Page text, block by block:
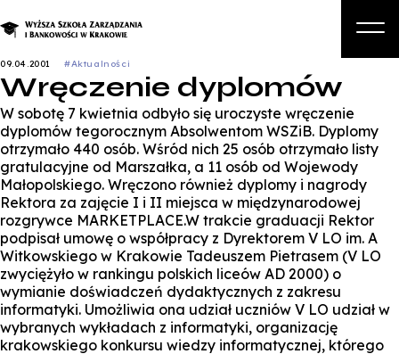
Studia
Studia podyplomowe i kursy
Kandydat
Student
Zapisz się na studia
09.04.2001 #Aktualności
Wręczenie dyplomów
W sobotę 7 kwietnia odbyło się uroczyste wręczenie
dyplomów tegorocznym Absolwentom WSZiB. Dyplomy
otrzymało 440 osób. Wśród nich 25 osób otrzymało listy
gratulacyjne od Marszałka, a 11 osób od Wojewody
Małopolskiego. Wręczono również dyplomy i nagrody
Rektora za zajęcie I i II miejsca w międzynarodowej
rozgrywce MARKETPLACE.W trakcie graduacji Rektor
podpisał umowę o współpracy z Dyrektorem V LO im. A
Witkowskiego w Krakowie Tadeuszem Pietrasem (V LO
zwyciężyło w rankingu polskich liceów AD 2000) o
wymianie doświadczeń dydaktycznych z zakresu
informatyki. Umożliwia ona udział uczniów V LO udział w
wybranych wykładach z informatyki, organizację
krakowskiego konkursu wiedzy informatycznej, którego